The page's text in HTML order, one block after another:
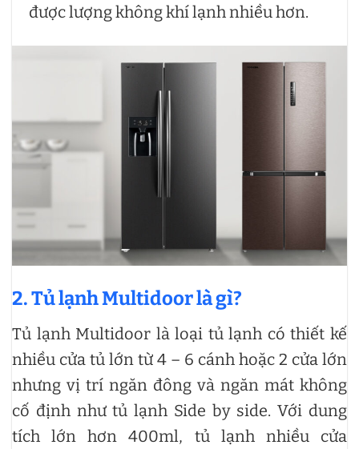
được lượng không khí lạnh nhiều hơn.
2. Tủ lạnh Multidoor là gì?
Tủ lạnh Multidoor là loại tủ lạnh có thiết kế
nhiều cửa tủ lớn từ 4 – 6 cánh hoặc 2 cửa lớn
nhưng vị trí ngăn đông và ngăn mát không
cố định như tủ lạnh Side by side. Với dung
tích lớn hơn 400ml, tủ lạnh nhiều cửa